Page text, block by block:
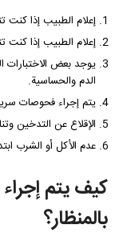
إعلام الطبيب إذا كنت
إعلام الطبيب إذا
يوجد بعض الاختبارات
الدم والحساسية.
يتم إجراء فحوصات
الإقلاع عن التدخين
عدم الأكل أو الشرب
كيف يتم
بالمنظار؟